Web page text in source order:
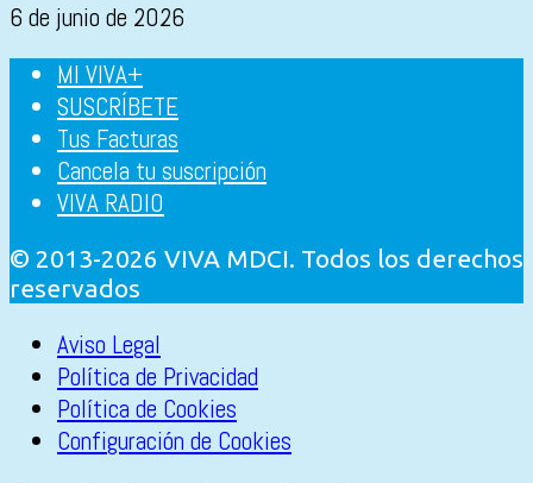
6 de junio de 2026
MI VIVA+
SUSCRÍBETE
Tus Facturas
Cancela tu suscripción
VIVA RADIO
© 2013-2026 VIVA MDCI. Todos los derechos
reservados
Aviso Legal
Política de Privacidad
Política de Cookies
Configuración de Cookies